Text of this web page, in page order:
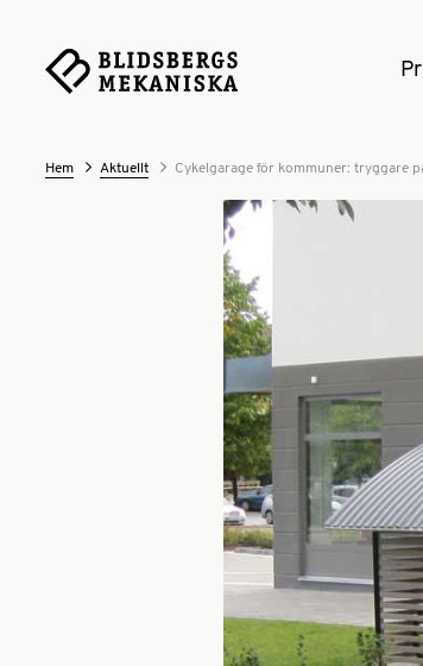
Hem Aktuellt Cykelgarage för kommuner: tryggare